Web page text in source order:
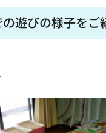
遊びの様子をご